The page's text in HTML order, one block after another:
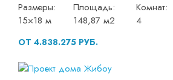
Размеры:
15×18 м
Площадь:
148,87 м2
Комнат:
4
ОТ 4.838.275 РУБ.